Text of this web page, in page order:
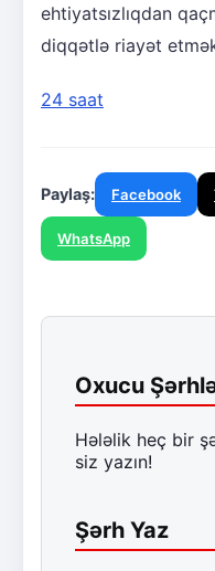
ehtiyatsızlıqdan
diqqətlə riayət
24 saat
Paylaş: Facebook
WhatsApp
Oxucu
Hələlik heç bir
siz yazın!
Şərh Yaz